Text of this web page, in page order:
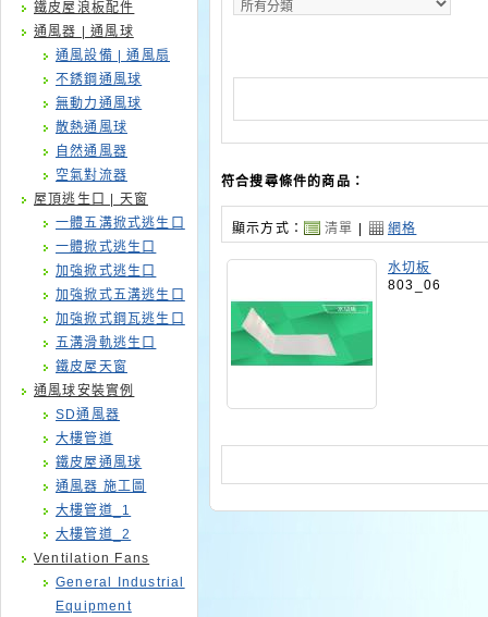
鐵皮屋浪板配件
通風器 | 通風球
通風設備 | 通風扇
不銹鋼通風球
無動力通風球
散熱通風球
自然通風器
空氣對流器
屋頂逃生口 | 天窗
一體五溝掀式逃生口
一體掀式逃生口
加強掀式逃生口
加強掀式五溝逃生口
加強掀式鋼瓦逃生口
五溝滑軌逃生口
鐵皮屋天窗
通風球安裝實例
SD通風器
大樓管道
鐵皮屋通風球
通風器 施工圖
大樓管道_1
大樓管道_2
Ventilation Fans
General Industrial
Equipment
符合搜尋條件的商品：
顯示方式： 清單 網格
水切板
803_06